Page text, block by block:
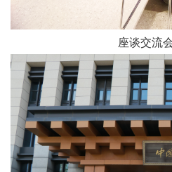
座谈交流